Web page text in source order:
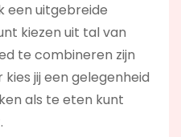
een uitgebreide
kiezen uit tal van
te combineren zijn
jij een gelegenheid
als te eten kunt